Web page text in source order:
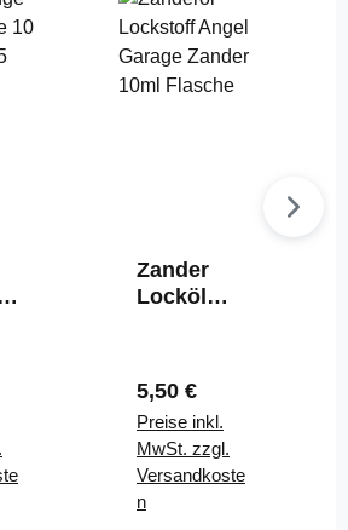
Zander
Locköl
Pure Öl
Regulärer Preis:
5,50 €
Preise inkl.
MwSt. zzgl.
Versandkoste
n